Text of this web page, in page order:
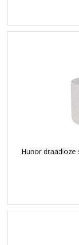
Hunor draadloze